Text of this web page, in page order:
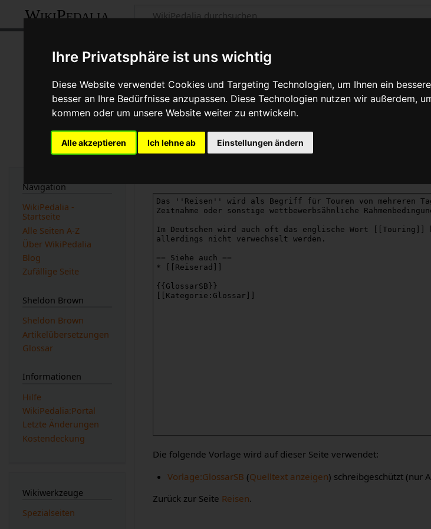
Ihre Privatsphäre ist uns wichtig
Diese Website verwendet Cookies und Targeting Technologien, um Ihnen ein
besser an Ihre Bedürfnisse anzupassen. Diese Technologien nutzen wir außerdem,
kommen oder um unsere Website weiter zu entwickeln.
Alle akzeptieren Ich lehne ab Einstellungen ändern
WikiPedalia
Quelltext der Seite Reisen
Seite Diskussion
Reisen
Diese Aktion ist auf Benutzer beschränkt, die der Gruppe „
Die folgende Vorlage wird auf dieser Seite verwendet:
Vorlage:GlossarSB (Quelltext anzeigen) schreibgeschützt (nur
Zurück zur Seite Reisen.
Navigation
WikiPedalia -
Startseite
Alle Seiten A-Z
Über WikiPedalia
Blog
Zufällige Seite
Sheldon Brown
Sheldon Brown
Artikelübersetzungen
Glossar
Informationen
Hilfe
WikiPedalia:Portal
Letzte Änderungen
Kostendeckung
Wikiwerkzeuge
Spezialseiten